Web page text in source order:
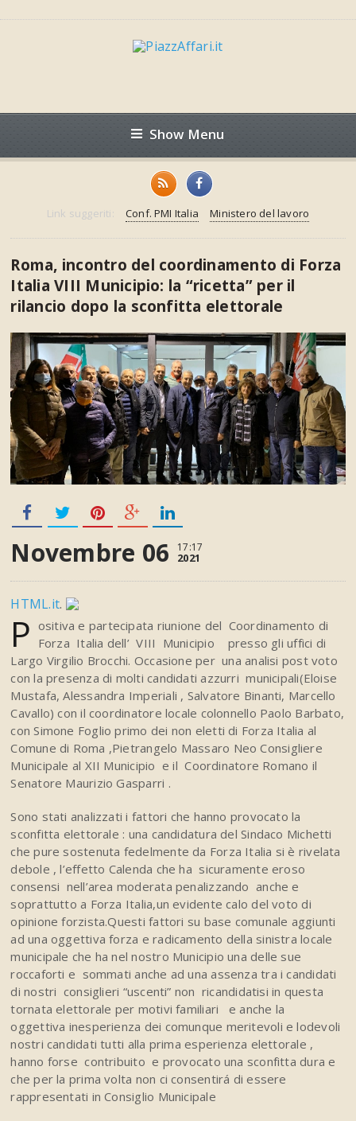
Show Menu
Link suggeriti: Conf. PMI Italia Ministero del lavoro
Roma, incontro del coordinamento di Forza
Italia VIII Municipio: la “ricetta” per il
rilancio dopo la sconfitta elettorale
Novembre 06 17:17
2021
HTML.it.
P ositiva e partecipata riunione del Coordinamento di
Forza Italia dell’ VIII Municipio presso gli uffici di
Largo Virgilio Brocchi. Occasione per una analisi post voto
con la presenza di molti candidati azzurri municipali(Eloise
Mustafa, Alessandra Imperiali , Salvatore Binanti, Marcello
Cavallo) con il coordinatore locale colonnello Paolo Barbato,
con Simone Foglio primo dei non eletti di Forza Italia al
Comune di Roma ,Pietrangelo Massaro Neo Consigliere
Municipale al XII Municipio e il Coordinatore Romano il
Senatore Maurizio Gasparri .
Sono stati analizzati i fattori che hanno provocato la
sconfitta elettorale : una candidatura del Sindaco Michetti
che pure sostenuta fedelmente da Forza Italia si è rivelata
debole , l’effetto Calenda che ha sicuramente eroso
consensi nell’area moderata penalizzando anche e
soprattutto a Forza Italia,un evidente calo del voto di
opinione forzista.Questi fattori su base comunale aggiunti
ad una oggettiva forza e radicamento della sinistra locale
municipale che ha nel nostro Municipio una delle sue
roccaforti e sommati anche ad una assenza tra i candidati
di nostri consiglieri “uscenti” non ricandidatisi in questa
tornata elettorale per motivi familiari e anche la
oggettiva inesperienza dei comunque meritevoli e lodevoli
nostri candidati tutti alla prima esperienza elettorale ,
hanno forse contribuito e provocato una sconfitta dura e
che per la prima volta non ci consentirá di essere
rappresentati in Consiglio Municipale